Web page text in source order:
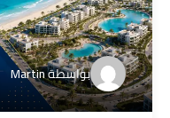
بواسطةMartin